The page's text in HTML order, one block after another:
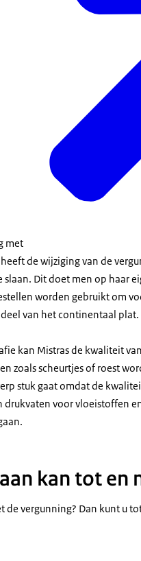
met
de wijziging van de
Dit doet men op haar
worden gebruikt om
van het continentaal plat.
kan Mistras de kwaliteit
zoals scheurtjes of roest
stuk gaat omdat de
voor vloeistoffen
kan tot en
de vergunning? Dan kunt u